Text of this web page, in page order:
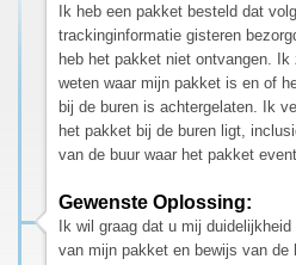
Ik heb een pakket besteld dat
trackinginformatie gisteren
heb het pakket niet ontvangen. Ik
weten waar mijn pakket is en of
bij de buren is achtergelaten. Ik
het pakket bij de buren ligt,
van de buur waar het pakket
Gewenste Oplossing:
Ik wil graag dat u mij
van mijn pakket en bewijs van de